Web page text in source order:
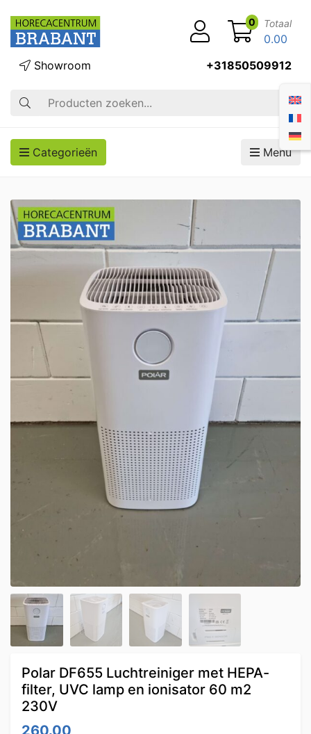
Zoek op
Showroom +31850509912
0 Totaal
0.00
Categorieën Menu
Polar DF655 Luchtreiniger met HEPA-
filter, UVC lamp en ionisator 60 m2
230V
260.00